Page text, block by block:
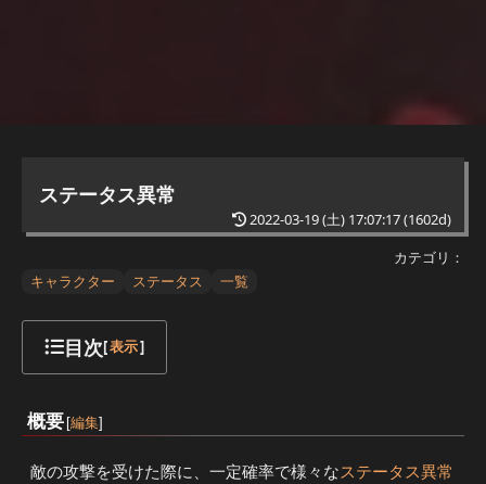
ステータス異常
2022-03-19 (土) 17:07:17(1602d)
カテゴリ：
キャラクター
ステータス 一覧
目次[表示]
概要 [編集]
敵の攻撃を受けた際に、一定確率で様々なステータス異常